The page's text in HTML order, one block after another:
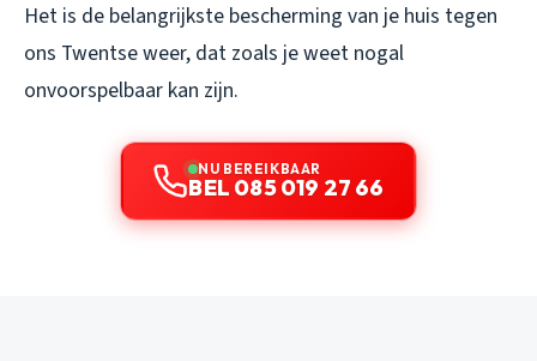
Het is de belangrijkste bescherming van je huis tegen
ons Twentse weer, dat zoals je weet nogal
onvoorspelbaar kan zijn.
NU BEREIKBAAR
BEL 085 019 27 66